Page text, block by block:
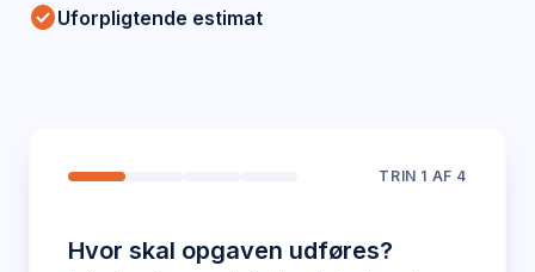
check_circleUforpligtende estimat
TRIN 1 AF 4
Hvor skal opgaven udføres?